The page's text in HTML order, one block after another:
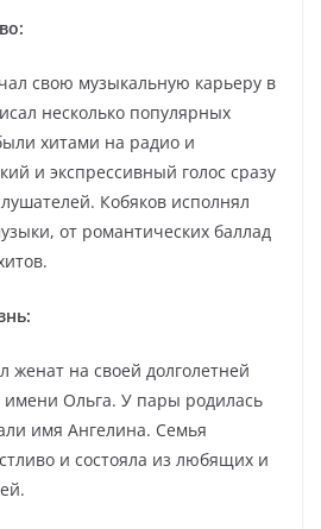
свою музыкальную карьеру в
несколько популярных
хитами на радио и
и экспрессивный голос сразу
Кобяков исполнял
от романтических баллад
женат на своей долголетней
имени Ольга. У пары родилась
имя Ангелина. Семья
и состояла из любящих и